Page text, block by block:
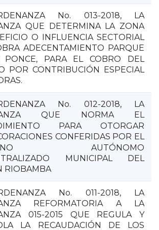
No. 013-2018, LA
QUE DETERMINA LA ZONA
O INFLUENCIA SECTORIAL
ADECENTAMIENTO PARQUE
PONCE, PARA EL COBRO DEL
POR CONTRIBUCIÓN ESPECIAL
No. 012-2018, LA
QUE NORMA EL
PARA OTORGAR
CONFERIDAS POR EL
AUTÓNOMO
MUNICIPAL DEL
RIOBAMBA
No. 011-2018, LA
REFORMATORIA A LA
015-2015 QUE REGULA Y
LA RECAUDACIÓN DE LOS